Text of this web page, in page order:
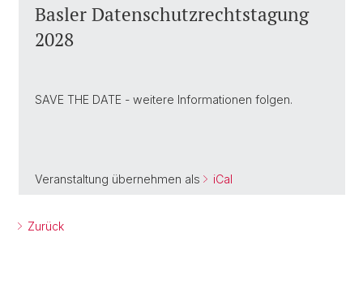
Basler Datenschutzrechtstagung
2028
SAVE THE DATE - weitere Informationen folgen.
Veranstaltung übernehmen als iCal
Zurück